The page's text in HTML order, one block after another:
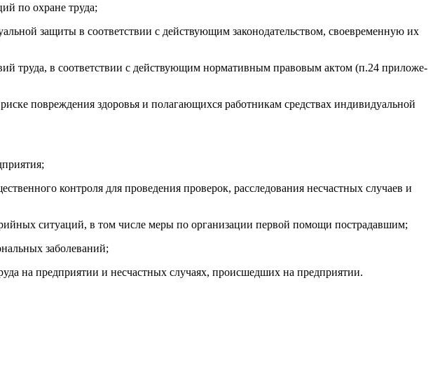
по ох­ра­не тру­да;
за­щиты в со­от­ветс­твии с дей­ству­ющим за­коно­датель­ством, сво­ев­ре­мен­ную их
тру­да, в со­от­ветс­твии с дей­ству­ющим нор­ма­тив­ным пра­вовым ак­том (п.24 при­ложе­
пов­режде­ния здо­ровья и по­лага­ющих­ся ра­бот­ни­кам средс­твах ин­ди­виду­аль­ной
кон­тро­ля для про­веде­ния про­верок, рас­сле­дова­ния нес­час­тных слу­ча­ев и
си­ту­аций, в том чис­ле ме­ры по ор­га­низа­ции пер­вой по­мощи пос­тра­дав­шим;
за­боле­ваний;
на пред­при­ятии и нес­час­тных слу­ча­ях, про­ис­шедших на пред­при­ятии.